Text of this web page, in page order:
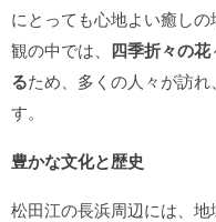
にとっても心地よい癒し
観の中では、 四季折々の
るため、多くの人々が訪
す。
豊かな文化と歴史
松田江の長浜周辺には、